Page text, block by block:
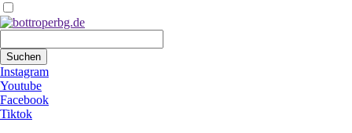
Suchen
Instagram
Youtube
Facebook
Tiktok